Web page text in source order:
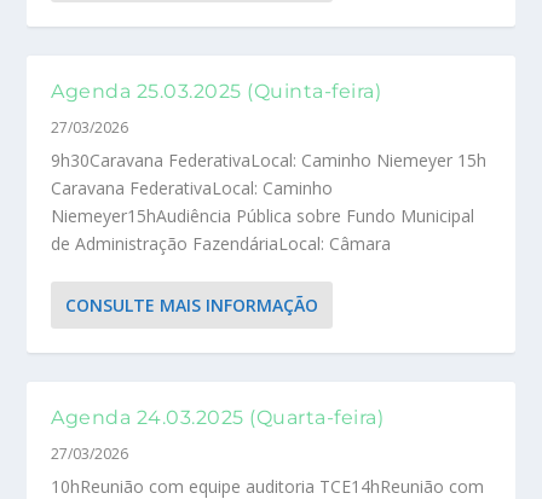
Agenda 25.03.2025 (Quinta-feira)
27/03/2026
9h30Caravana FederativaLocal: Caminho Niemeyer 15h
Caravana FederativaLocal: Caminho
Niemeyer15hAudiência Pública sobre Fundo Municipal
de Administração FazendáriaLocal: Câmara
CONSULTE MAIS INFORMAÇÃO
Agenda 24.03.2025 (Quarta-feira)
27/03/2026
10hReunião com equipe auditoria TCE14hReunião com